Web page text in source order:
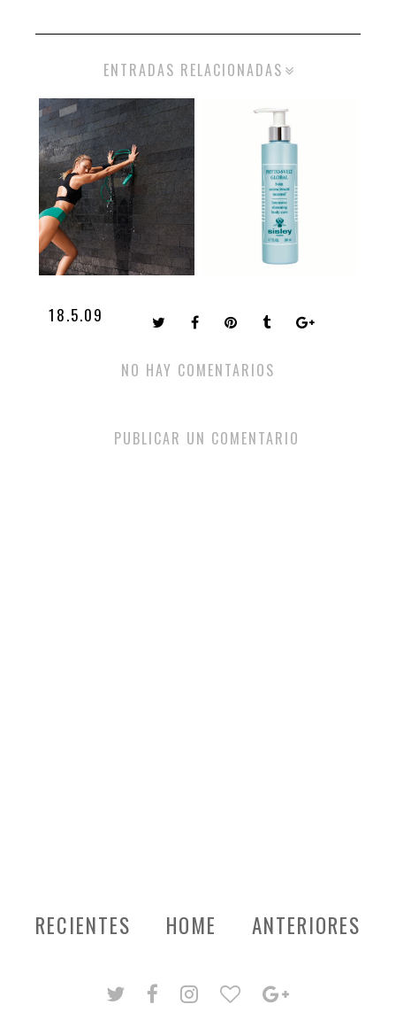
ENTRADAS RELACIONADAS
18.5.09
NO HAY COMENTARIOS
PUBLICAR UN COMENTARIO
RECIENTES ANTERIORES
HOME